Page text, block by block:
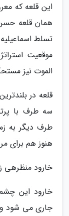
این قلعه که
همان قلعه
تسلط
موقعیت
الموت نیز
قلعه در
سه طرف با
طرف دیگر به
هنوز هم برای
خارود منظرهی
خارود این
جاری می شود و